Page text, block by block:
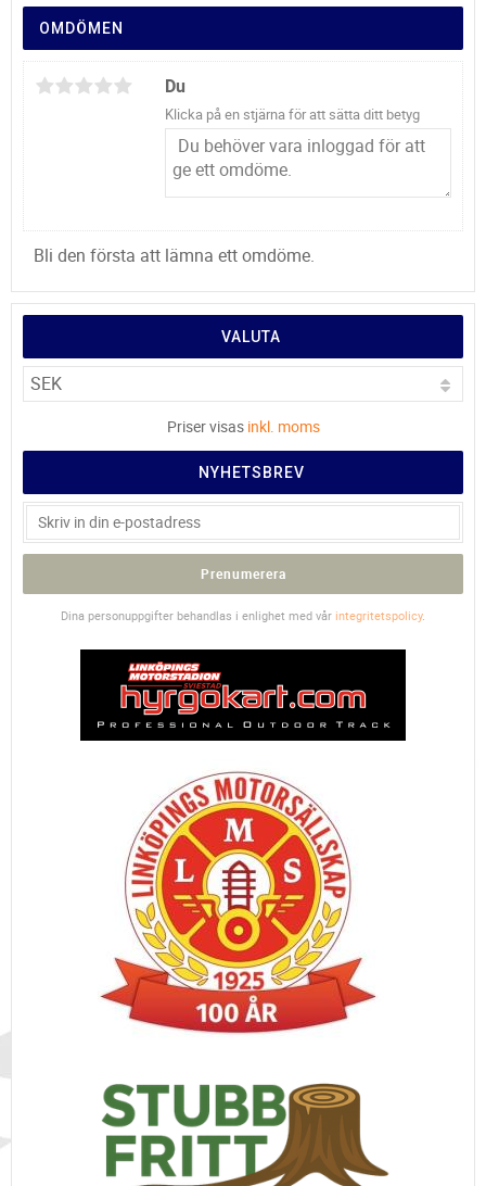
OMDÖMEN
Du
Klicka på en stjärna för att sätta ditt betyg
Bli den första att lämna ett omdöme.
VALUTA
Priser visas inkl. moms
NYHETSBREV
Prenumerera
Dina personuppgifter behandlas i enlighet med vår integritetspolicy.